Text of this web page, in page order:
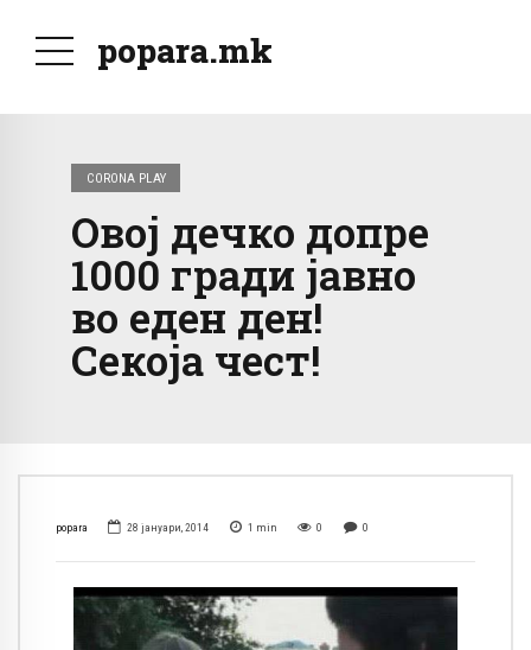
popara.mk
CORONA PLAY
Овој дечко допре
1000 гради јавно
во еден ден!
Секоја чест!
popara 28 јануари, 2014 1 min 0 0